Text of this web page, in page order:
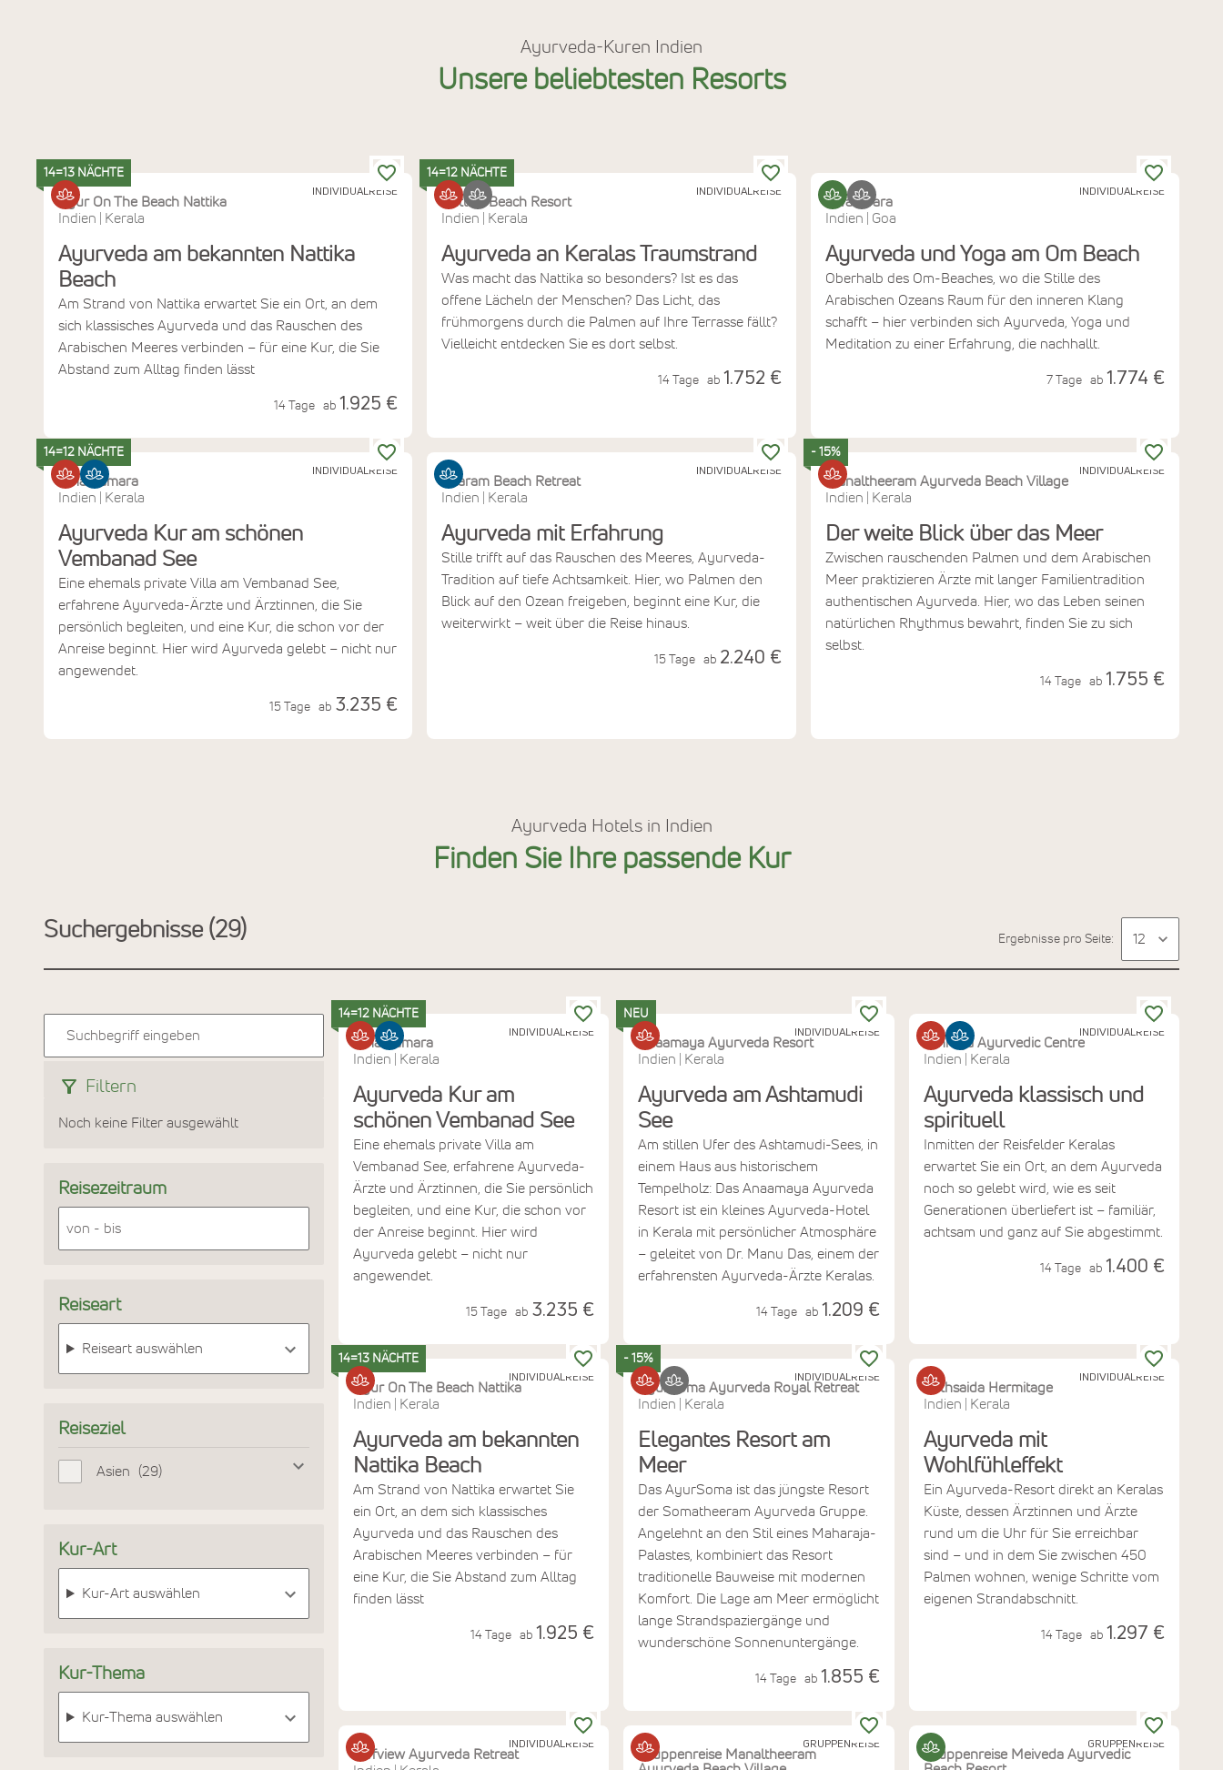
Ayurveda-Kuren Indien
Unsere beliebtesten Resorts
INDIVIDUALREISE
14=13 NÄCHTE
Ayur On The Beach Nattika
Indien
Kerala
Ayurveda am bekannten Nattika
Beach
Am Strand von Nattika erwartet Sie ein Ort, an dem
sich klassisches Ayurveda und das Rauschen des
Arabischen Meeres verbinden – für eine Kur, die Sie
Abstand zum Alltag finden lässt
14 Tage ab 1.925 €
INDIVIDUALREISE
14=12 NÄCHTE
Nattika Beach Resort
Indien
Kerala
Ayurveda an Keralas Traumstrand
Was macht das Nattika so besonders? Ist es das
offene Lächeln der Menschen? Das Licht, das
frühmorgens durch die Palmen auf Ihre Terrasse fällt?
Vielleicht entdecken Sie es dort selbst.
14 Tage ab 1.752 €
INDIVIDUALREISE
SwaSwara
Indien
Goa
Ayurveda und Yoga am Om Beach
Oberhalb des Om-Beaches, wo die Stille des
Arabischen Ozeans Raum für den inneren Klang
schafft – hier verbinden sich Ayurveda, Yoga und
Meditation zu einer Erfahrung, die nachhallt.
7 Tage ab 1.774 €
INDIVIDUALREISE
14=12 NÄCHTE
Amal Tamara
Indien
Kerala
Ayurveda Kur am schönen
Vembanad See
Eine ehemals private Villa am Vembanad See,
erfahrene Ayurveda-Ärzte und Ärztinnen, die Sie
persönlich begleiten, und eine Kur, die schon vor der
Anreise beginnt. Hier wird Ayurveda gelebt – nicht nur
angewendet.
15 Tage ab 3.235 €
INDIVIDUALREISE
Sitaram Beach Retreat
Indien
Kerala
Ayurveda mit Erfahrung
Stille trifft auf das Rauschen des Meeres, Ayurveda-
Tradition auf tiefe Achtsamkeit. Hier, wo Palmen den
Blick auf den Ozean freigeben, beginnt eine Kur, die
weiterwirkt – weit über die Reise hinaus.
15 Tage ab 2.240 €
INDIVIDUALREISE
- 15%
Manaltheeram Ayurveda Beach Village
Indien
Kerala
Der weite Blick über das Meer
Zwischen rauschenden Palmen und dem Arabischen
Meer praktizieren Ärzte mit langer Familientradition
authentischen Ayurveda. Hier, wo das Leben seinen
natürlichen Rhythmus bewahrt, finden Sie zu sich
selbst.
14 Tage ab 1.755 €
Ayurveda Hotels in Indien
Finden Sie Ihre passende Kur
Filtern
Noch keine Filter ausgewählt
Reisezeitraum
Reiseart
Reiseart auswählen
Reiseziel
Asien 29
Kur-Art
Kur-Art auswählen
Kur-Thema
Kur-Thema auswählen
Suchergebnisse 29 Ergebnisse pro Seite:
INDIVIDUALREISE
14=12 NÄCHTE
Amal Tamara
Indien
Kerala
Ayurveda Kur am
schönen Vembanad See
Eine ehemals private Villa am
Vembanad See, erfahrene Ayurveda-
Ärzte und Ärztinnen, die Sie persönlich
begleiten, und eine Kur, die schon vor
der Anreise beginnt. Hier wird
Ayurveda gelebt – nicht nur
angewendet.
15 Tage ab 3.235 €
INDIVIDUALREISE
NEU
Anaamaya Ayurveda Resort
Indien
Kerala
Ayurveda am Ashtamudi
See
Am stillen Ufer des Ashtamudi-Sees, in
einem Haus aus historischem
Tempelholz: Das Anaamaya Ayurveda
Resort ist ein kleines Ayurveda-Hotel
in Kerala mit persönlicher Atmosphäre
– geleitet von Dr. Manu Das, einem der
erfahrensten Ayurveda-Ärzte Keralas.
14 Tage ab 1.209 €
INDIVIDUALREISE
Athreya Ayurvedic Centre
Indien
Kerala
Ayurveda klassisch und
spirituell
Inmitten der Reisfelder Keralas
erwartet Sie ein Ort, an dem Ayurveda
noch so gelebt wird, wie es seit
Generationen überliefert ist – familiär,
achtsam und ganz auf Sie abgestimmt.
14 Tage ab 1.400 €
INDIVIDUALREISE
14=13 NÄCHTE
Ayur On The Beach Nattika
Indien
Kerala
Ayurveda am bekannten
Nattika Beach
Am Strand von Nattika erwartet Sie
ein Ort, an dem sich klassisches
Ayurveda und das Rauschen des
Arabischen Meeres verbinden – für
eine Kur, die Sie Abstand zum Alltag
finden lässt
14 Tage ab 1.925 €
INDIVIDUALREISE
- 15%
AyurSoma Ayurveda Royal Retreat
Indien
Kerala
Elegantes Resort am
Meer
Das AyurSoma ist das jüngste Resort
der Somatheeram Ayurveda Gruppe.
Angelehnt an den Stil eines Maharaja-
Palastes, kombiniert das Resort
traditionelle Bauweise mit modernen
Komfort. Die Lage am Meer ermöglicht
lange Strandspaziergänge und
wunderschöne Sonnenuntergänge.
14 Tage ab 1.855 €
INDIVIDUALREISE
Bethsaida Hermitage
Indien
Kerala
Ayurveda mit
Wohlfühleffekt
Ein Ayurveda-Resort direkt an Keralas
Küste, dessen Ärztinnen und Ärzte
rund um die Uhr für Sie erreichbar
sind – und in dem Sie zwischen 450
Palmen wohnen, wenige Schritte vom
eigenen Strandabschnitt.
14 Tage ab 1.297 €
INDIVIDUALREISE
Cliffview Ayurveda Retreat
GRUPPENREISE
Gruppenreise Manaltheeram
GRUPPENREISE
Gruppenreise Meiveda Ayurvedic